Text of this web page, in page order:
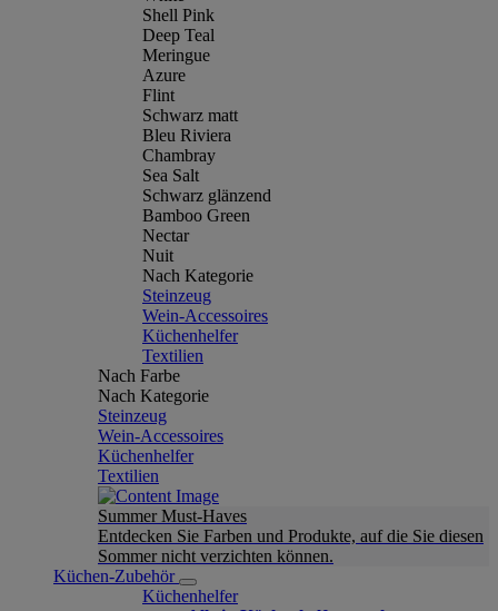
Shell Pink
Deep Teal
Meringue
Azure
Flint
Schwarz matt
Bleu Riviera
Chambray
Sea Salt
Schwarz glänzend
Bamboo Green
Nectar
Nuit
Nach Kategorie
Steinzeug
Wein-Accessoires
Küchenhelfer
Textilien
Nach Farbe
Nach Kategorie
Steinzeug
Wein-Accessoires
Küchenhelfer
Textilien
Summer Must-Haves
Entdecken Sie Farben und Produkte, auf die Sie diesen
Sommer nicht verzichten können.
Küchen-Zubehör
Küchenhelfer